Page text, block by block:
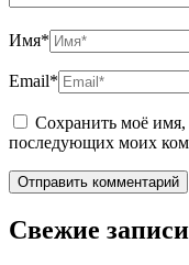
Имя*
Email*
Сохранить моё имя,
последующих моих
Свежие записи